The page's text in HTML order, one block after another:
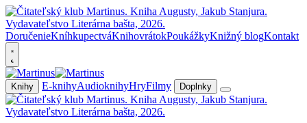
DoručenieKníhkupectváKnihovrátokPoukážkyKnižný blogKontakt
Knihy E-knihyAudioknihyHryFilmy Doplnky